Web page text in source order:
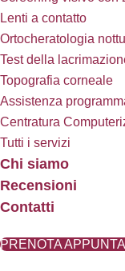
Lenti a contatto
Ortocheratologia
Test della
Topografia corneale
Assistenza
Centratura
Tutti i servizi
Chi siamo
Recensioni
Contatti
PRENOTA